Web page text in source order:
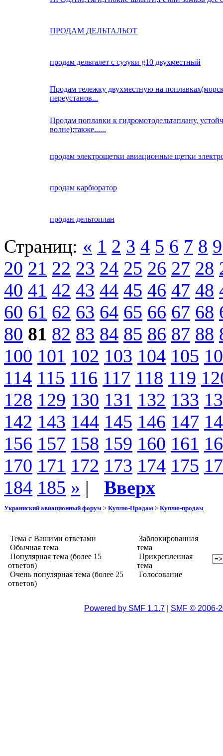
ПРОДАМ ДЕЛЬТАЛЬОТ
продам дельталет с сузуки g10 двухместный
Продам тележку двухместную на
переустанов...
Продам поплавки к гидромотодельтаплану,
волне);также......
продам электрощетки авиационные щетки
продам карбюратор
продан дельтоплан
Страниц: « 1 2 3 4 5 6 7 8 9
20 21 22 23 24 25 26 27 28
40 41 42 43 44 45 46 47 48
60 61 62 63 64 65 66 67 68
80 81 82 83 84 85 86 87 88
100 101 102 103 104 105
114 115 116 117 118 119
128 129 130 131 132 133
142 143 144 145 146 147
156 157 158 159 160 161
170 171 172 173 174 175
184 185 » | Вверх
Украинский авиационный форум > Куплю-Продам > Куплю-продам
Тема с Вашими ответами
Обычная тема
Популярная тема (более 15
ответов)
Очень популярная тема (более 25
ответов)
Заблокированная
тема
Прикрепленная
тема
Голосование
Powered by SMF 1.1.7 SMF © 2006-